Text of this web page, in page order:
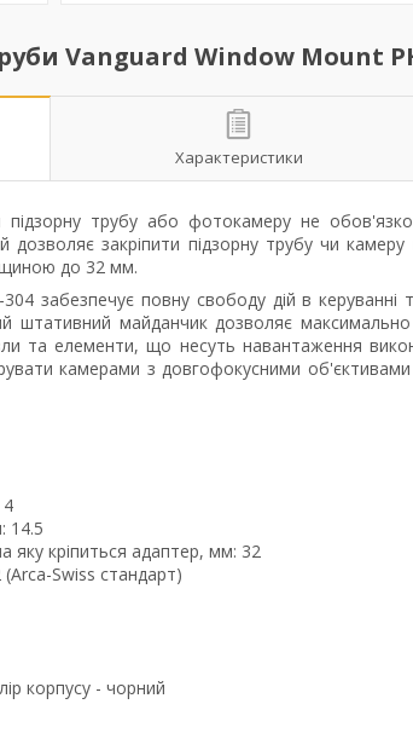
Vanguard Window Mount
Характеристики
підзорну трубу або фотокамеру не
закріпити підзорну трубу чи камеру
до 32 мм.
забезпечує повну свободу дій в
штативний майданчик дозволяє
та елементи, що несуть навантаження
камерами з довгофокусними
14.5
кріпиться адаптер, мм: 32
Swiss стандарт)
корпусу - чорний